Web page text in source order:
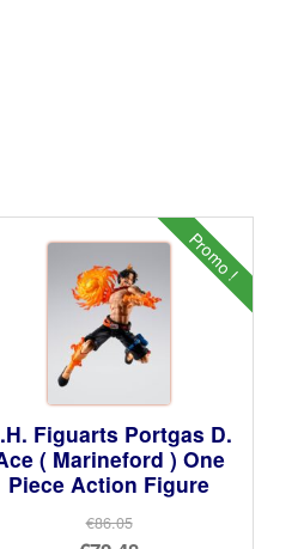
Promo !
Figuarts Portgas D.
( Marineford ) One
Piece Action Figure
€86.05